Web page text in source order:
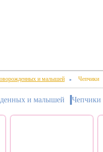
и малышей ► Чепчики
и малышей Чепчики